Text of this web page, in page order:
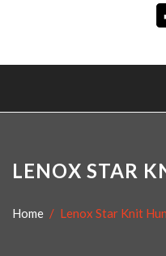
LENOX STAR
Home Lenox Star Knit